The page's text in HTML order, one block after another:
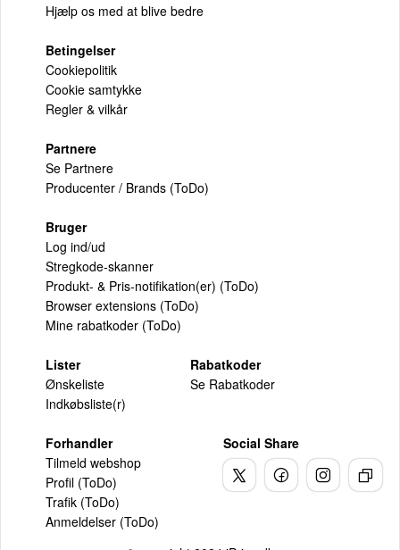
Hjælp os med at blive bedre
Betingelser
Cookiepolitik
Cookie samtykke
Regler & vilkår
Partnere
Se Partnere
Producenter / Brands (ToDo)
Bruger
Log ind/ud
Stregkode-skanner
Produkt- & Pris-notifikation(er) (ToDo)
Browser extensions (ToDo)
Mine rabatkoder (ToDo)
Lister
Ønskeliste
Indkøbsliste(r)
Rabatkoder
Se Rabatkoder
Forhandler
Tilmeld webshop
Profil (ToDo)
Trafik (ToDo)
Anmeldelser (ToDo)
Social Share